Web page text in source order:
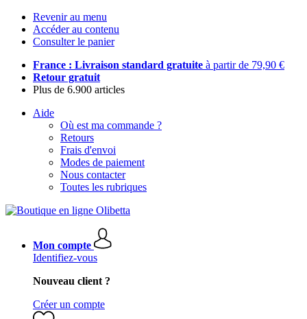
Revenir au menu
Accéder au contenu
Consulter le panier
France : Livraison standard gratuite à partir de 79,90 €
Retour gratuit
Plus de 6.900 articles
Aide
Où est ma commande ?
Retours
Frais d'envoi
Modes de paiement
Nous contacter
Toutes les rubriques
Mon compte
Identifiez-vous
Nouveau client ?
Créer un compte